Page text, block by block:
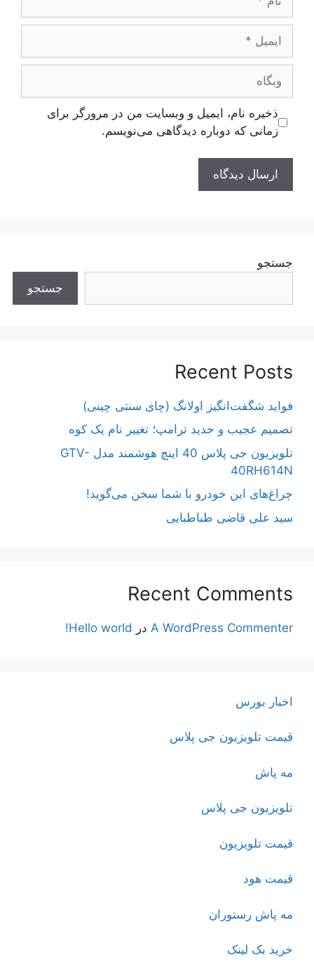
ایمیل
وبگاه
ذخیره نام، ایمیل و وبسایت من در مرورگر برای
زمانی که دوباره دیدگاهی می‌نویسم.
جستجو
جستجو
Recent Posts
فواید شگفت‌انگیز اولانگ (چای سنتی چینی)
تصمیم عجیب و جدید ترامپ؛ تغییر نام یک کوه
تلویزیون جی پلاس 40 اینچ هوشمند مدل GTV-
40RH614N
چراغ‌های این خودرو با شما سخن می‌گوید!
سید علی قاضی طباطبایی
Recent Comments
A WordPress Commenter در Hello world!
اخبار بورس
قیمت تلویزیون جی پلاس
مه پاش
تلویزیون جی پلاس
قیمت تلویزیون
قیمت هود
مه پاش رستوران
خرید بک لینک